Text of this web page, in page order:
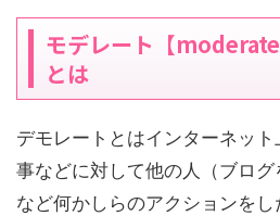
モデレート【
とは
デモレートとはインターネッ
事などに対して他の人（ブログ
など何かしらのアクションを